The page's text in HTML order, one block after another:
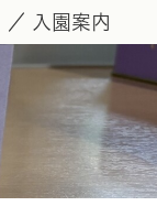
入園案内